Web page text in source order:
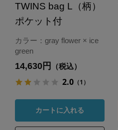
TWINS bag L（柄）
ポケット付
カラー：gray flower × ice
green
14,630円 （税込）
2.0（1）
カートに入れる